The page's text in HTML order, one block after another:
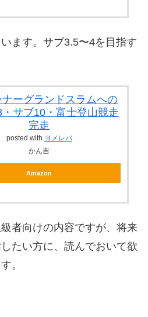
ます。サブ3.5〜4を目指す
ーグランドスラムへの
サブ10・富士登山競走
完走
posted with ヨメレバ
かん吉
Amazon
者向けの内容ですが、将来
たい方に、読んでおいて欲
。